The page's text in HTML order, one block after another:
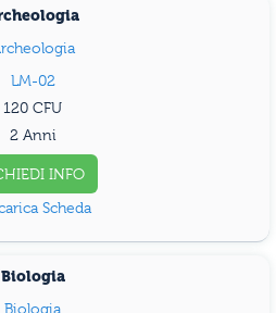
LM-02
120
2 Anni
INFO
Scheda
Biologia
Biologia